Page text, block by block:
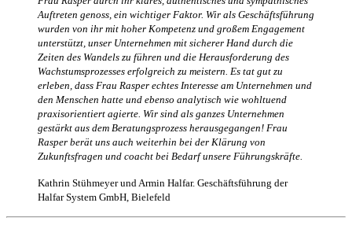
Auftreten genoss, ein wichtiger Faktor. Wir als Geschäftsführung
wurden von ihr mit hoher Kompetenz und großem Engagement
unterstützt, unser Unternehmen mit sicherer Hand durch die
Zeiten des Wandels zu führen und die Herausforderung des
Wachstumsprozesses erfolgreich zu meistern. Es tat gut zu
erleben, dass Frau Rasper echtes Interesse am Unternehmen und
den Menschen hatte und ebenso analytisch wie wohltuend
praxisorientiert agierte. Wir sind als ganzes Unternehmen
gestärkt aus dem Beratungsprozess herausgegangen! Frau
Rasper berät uns auch weiterhin bei der Klärung von
Zukunftsfragen und coacht bei Bedarf unsere Führungskräfte.
Kathrin Stühmeyer und Armin Halfar. Geschäftsführung der
Halfar System GmbH, Bielefeld